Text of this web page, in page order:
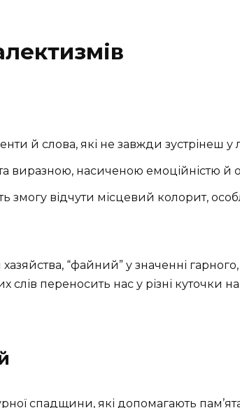
й слова, які не завжди зустрінеш у
виразною, насиченою емоційністю й
змогу відчути місцевий колорит,
“файний” у значенні гарного,
слів переносить нас у різні куточки
спадщини, які допомагають